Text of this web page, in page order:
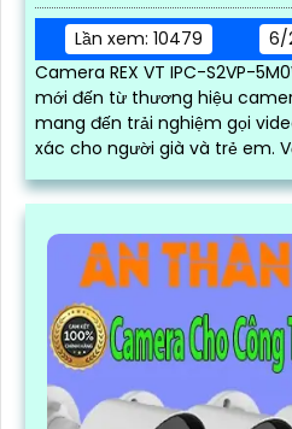
Lần xem: 10479
6/
Camera REX VT IPC-S2VP-
mới đến từ thương hiệu
mang đến trải nghiệm gọi
xác cho